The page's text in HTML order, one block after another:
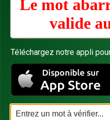
Le mot
valide
Téléchargez notre appli